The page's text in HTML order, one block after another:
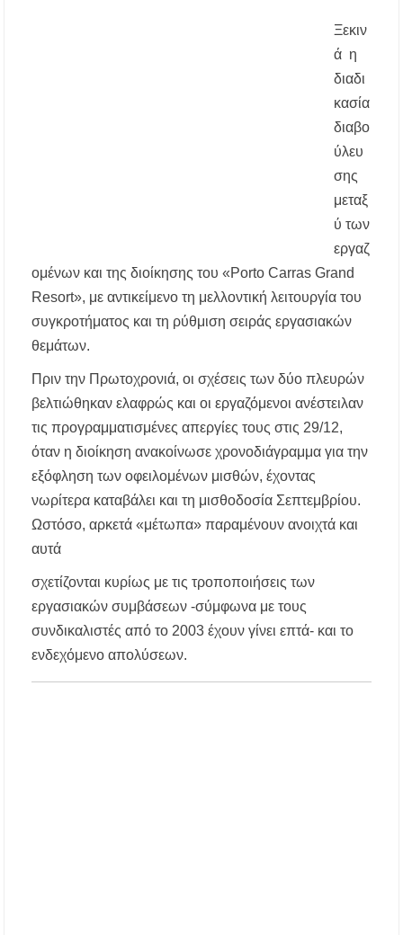
Με λαμπρότητα πραγματοποιήθηκε η
πανήγυρη του Παρεκκλησίου Μεταμορφώσεως
του Σωτήρος στην Παραλία Διονυσίου
Έρευνα απαντάει: Πόσο χρόνο κερδίζουμε
υπερβαίνοντας το όριο ταχύτητας;
Χαλκιδική: Άμεση η κατάσβεση πυρκαγιάς σε
χαμηλή βλάστηση στην περιοχή του Πόρτο
Η ΘΕΙΑ ΜΕΤΑΜΟΡΦΩΣΙΣ ΤΟΥ ΣΩΤΗΡΟΣ
ΗΜΩΝ ΙΗΣΟΥ ΧΡΙΣΤΟΥ ΣΤΟ
ΠΛΑΤΑΝΟΧΩΡΙ ΚΑΙ ΣΤΗ ΣΑΡΑΚΗΝΑ
Υπογράφηκε η σύμβαση για την ενεργειακή
αναβάθμιση του Μουσικού Γυμνασίου Νέας
Προποντίδας
Δήμος Κασσάνδρας: Εντός μικροβιολογικών
ορίων το νερό στη Σίβηρη – Τέλος η
προληπτική απαγόρευση χρήσης
Ξεκιν
ά η
διαδι
κασία
διαβο
ύλευ
σης
μεταξ
ύ των
εργαζ
ομένων και της διοίκησης του «Porto Carras Grand
Resort», με αντικείμενο τη μελλοντική λειτουργία του
συγκροτήματος και τη ρύθμιση σειράς εργασιακών
θεμάτων.
Πριν την Πρωτοχρονιά, οι σχέσεις των δύο πλευρών
βελτιώθηκαν ελαφρώς και οι εργαζόμενοι ανέστειλαν
τις προγραμματισμένες απεργίες τους στις 29/12,
όταν η διοίκηση ανακοίνωσε χρονοδιάγραμμα για την
εξόφληση των οφειλομένων μισθών, έχοντας
νωρίτερα καταβάλει και τη μισθοδοσία Σεπτεμβρίου.
Ωστόσο, αρκετά «μέτωπα» παραμένουν ανοιχτά και
αυτά
σχετίζονται κυρίως με τις τροποποιήσεις των
εργασιακών συμβάσεων -σύμφωνα με τους
συνδικαλιστές από το 2003 έχουν γίνει επτά- και το
ενδεχόμενο απολύσεων.